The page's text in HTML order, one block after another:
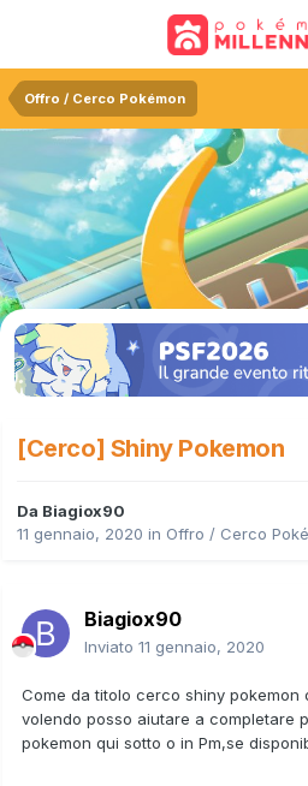
Offro / Cerco Pokémon
[Cerco] Shiny Pokemon
Da Biagiox90
11 gennaio, 2020 in Offro / Cerco
Biagiox90
Inviato 11 gennaio, 2020
Come da titolo cerco shiny pokemon
volendo posso aiutare a completare
pokemon qui sotto o in Pm,se